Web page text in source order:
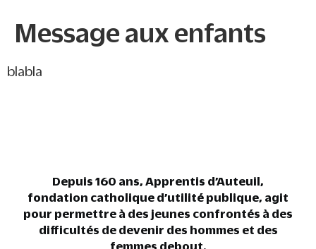
Message aux enfants
blabla
Depuis 160 ans, Apprentis d’Auteuil,
fondation catholique d’utilité publique, agit
pour permettre à des jeunes confrontés à des
difficultés de devenir des hommes et des
femmes debout.